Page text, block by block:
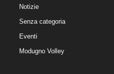
Notizie
Senza categoria
Eventi
Modugno Volley